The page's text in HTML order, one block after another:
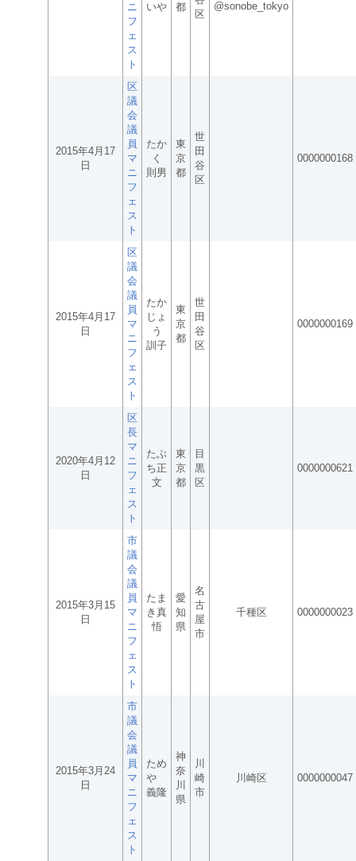
ニ
フ
ェ
ス
ト
いや 都
区
@sonobe_tokyo
2015年4月17
日
区
議
会
議
員
マ
ニ
フ
ェ
ス
ト
たか
く
則男
東
京
都
世
田
谷
区
0000000168
2015年4月17
日
区
議
会
議
員
マ
ニ
フ
ェ
ス
ト
たか
じょ
う
訓子
東
京
都
世
田
谷
区
0000000169
2020年4月12
日
区
長
マ
ニ
フ
ェ
ス
ト
たぶ
ち正
文
東
京
都
目
黒
区
0000000621
2015年3月15
日
市
議
会
議
員
マ
ニ
フ
ェ
ス
ト
たま
き真
悟
愛
知
県
名
古
屋
市
千種区 0000000023
2015年3月24
日
市
議
会
議
員
マ
ニ
フ
ェ
ス
ト
ため
や
義隆
神
奈
川
県
川
崎
市
川崎区 0000000047